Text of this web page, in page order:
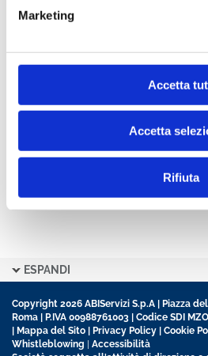
Marketing
Accetta
Accetta
Rifiuta
Ho letto e accetto
Ho preso visione delle
contratto disciplinanti il sito
ESPANDI
Copyright 2026 ABIServizi S.p.A | Piazza
Roma | P.IVA 00988761003 | Codice SDI
| Mappa del Sito | Privacy Policy | Cookie
Whistleblowing | Accessibilità